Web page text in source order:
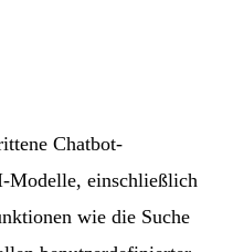
Chatbot-
Modelle, einschließlich
wie die Suche